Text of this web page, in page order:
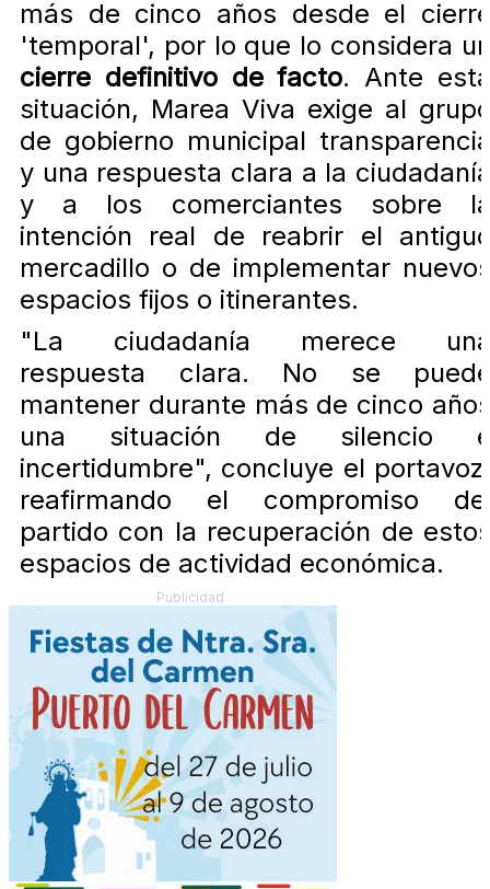
más de cinco años desde el
'temporal', por lo que lo considera
cierre definitivo de facto. Ante
situación, Marea Viva exige al
de gobierno municipal
y una respuesta clara a la
y a los comerciantes sobre
intención real de reabrir el
mercadillo o de implementar
espacios fijos o itinerantes.
"La ciudadanía merece
respuesta clara. No se
mantener durante más de cinco
una situación de silencio
incertidumbre", concluye el
reafirmando el compromiso
partido con la recuperación de
espacios de actividad económica.
Publicidad